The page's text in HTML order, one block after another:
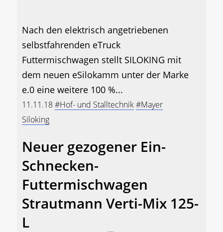
Nach den elektrisch angetriebenen
selbstfahrenden eTruck
Futtermischwagen stellt SILOKING mit
dem neuen eSilokamm unter der Marke
e.0 eine weitere 100 %...
11.11.18#Hof- und Stalltechnik#Mayer
Siloking
Neuer gezogener Ein-
Schnecken-
Futtermischwagen
Strautmann Verti-Mix 125-
L